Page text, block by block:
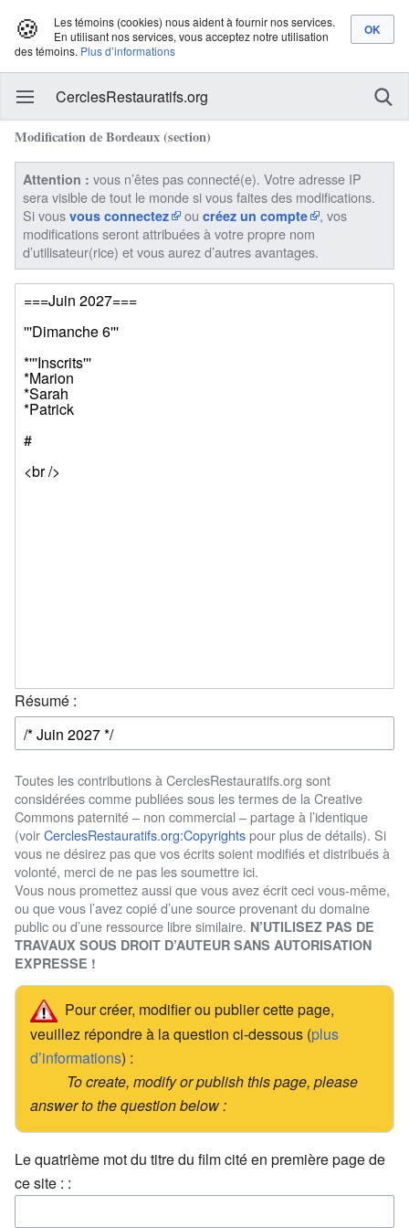
🍪
Les témoins (cookies) nous aident à fournir nos services.
En utilisant nos services, vous acceptez notre utilisation
des témoins. Plus d’informations
CerclesRestauratifs.org
Modification de Bordeaux (section)
Attention : vous n’êtes pas connecté(e). Votre adresse IP
sera visible de tout le monde si vous faites des modifications.
Si vous vous connectez ou créez un compte
, vos
modifications seront attribuées à votre propre nom
d’utilisateur(rice) et vous aurez d’autres avantages.
Résumé :
Toutes les contributions à CerclesRestauratifs.org sont
considérées comme publiées sous les termes de la Creative
Commons paternité – non commercial – partage à l’identique
(voirCerclesRestauratifs.org:Copyrightspour plus de détails). Si
vous ne désirez pas que vos écrits soient modifiés et distribués à
volonté, merci de ne pas les soumettre ici.
Vous nous promettez aussi que vous avez écrit ceci vous-même,
ou que vous l’avez copié d’une source provenant du domaine
public ou d’une ressource libre similaire. N’UTILISEZ PAS DE
TRAVAUX SOUS DROIT D’AUTEUR SANS AUTORISATION
EXPRESSE !
Pour créer, modifier ou publier cette page,
veuillez répondre à la question ci-dessous (plus
d’informations) :
To create, modify or publish this page, please
answer to the question below :
Le quatrième mot du titre du film cité en première page de
ce site : :